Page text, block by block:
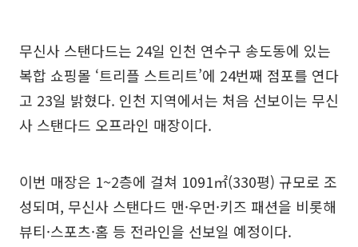
무신사 스탠다드는 24일 인천 연수구 송도동에 있는
복합 쇼핑몰 ‘트리플 스트리트’에 24번째 점포를 연다
고 23일 밝혔다. 인천 지역에서는 처음 선보이는 무신
사 스탠다드 오프라인 매장이다.
이번 매장은 1~2층에 걸쳐 1091㎡(330평) 규모로 조
성되며, 무신사 스탠다드 맨·우먼·키즈 패션을 비롯해
뷰티·스포츠·홈 등 전라인을 선보일 예정이다.